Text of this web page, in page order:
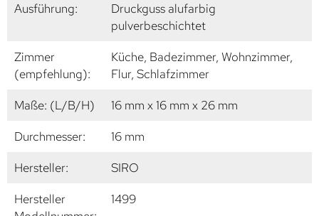
Ausführung:
Druckguss alufarbig
pulverbeschichtet
Zimmer
(empfehlung):
Küche, Badezimmer, Wohnzimmer,
Flur, Schlafzimmer
Maße: (L/B/H)
16 mm x 16 mm x 26 mm
Durchmesser:
16 mm
Hersteller:
SIRO
Hersteller
1499